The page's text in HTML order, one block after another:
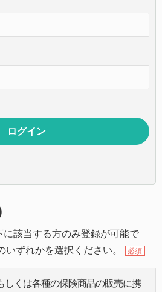
該当する方のみ登録が可能で
ずれかを選択ください。
必須
しくは各種の保険商品の販売に携